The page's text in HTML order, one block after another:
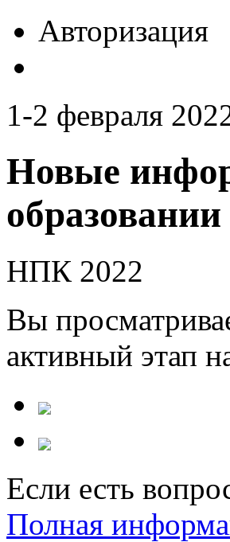
Авторизация
1-2 февраля
Новые
образовании
НПК 2022
Вы
активный этап
Если есть
Полная